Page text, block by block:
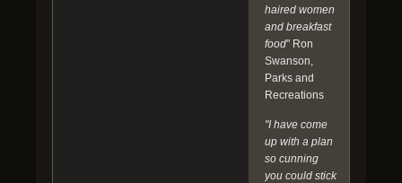
haired women
and breakfast
food" Ron
Swanson,
Parks and
Recreations
"I have come
up with a plan
so cunning
you could stick